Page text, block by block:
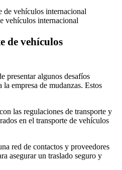
vehículos internacional
de vehículos
presentar algunos desafíos
empresa de mudanzas. Estos
las regulaciones de transporte y
en el transporte de vehículos
red de contactos y proveedores
asegurar un traslado seguro y